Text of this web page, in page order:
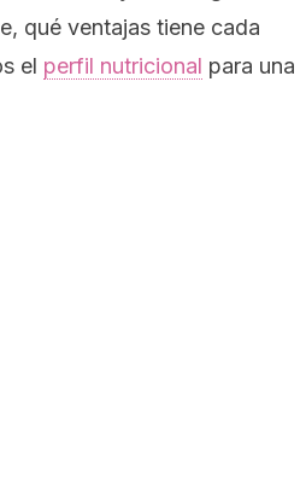
qué ventajas tiene cada
el perfil nutricional para una